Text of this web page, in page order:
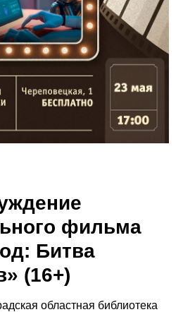
фильма
Битва
(16+)
областная библиотека